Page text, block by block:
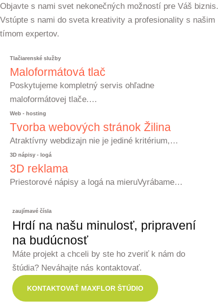
Objavte s nami svet nekonečných možností pre Váš biznis.
Vstúpte s nami do sveta kreativity a profesionality s našim
tímom expertov.
Tlačiarenské služby
Maloformátová tlač
Poskytujeme kompletný servis ohľadne
maloformátovej tlače.…
Web - hosting
Tvorba webových stránok Žilina
Atraktívny webdizajn nie je jediné kritérium,…
3D nápisy - logá
3D reklama
Priestorové nápisy a logá na mieruVyrábame…
zaujímavé čísla
Hrdí na našu minulosť, pripravení
na budúcnosť
Máte projekt a chceli by ste ho zveriť k nám do
štúdia? Neváhajte nás kontaktovať.
KONTAKTOVAŤ MAXFLOR ŠTÚDIO